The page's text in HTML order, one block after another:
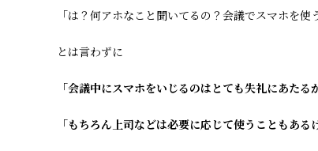
「は？何アホなこと聞いてるの？会議でスマホを使
とは言わずに
「会議中にスマホをいじるのはとても失礼にあたる
「もちろん上司などは必要に応じて使うこともあ